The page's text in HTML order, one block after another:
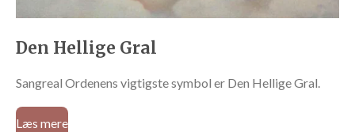
Den Hellige Gral
Sangreal Ordenens vigtigste symbol er Den Hellige Gral.
Læs mere